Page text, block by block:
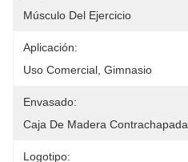
Músculo Del Ejercicio
Aplicación:
Uso Comercial, Gimnasio
Envasado:
Caja De Madera Contrachapada
Logotipo: